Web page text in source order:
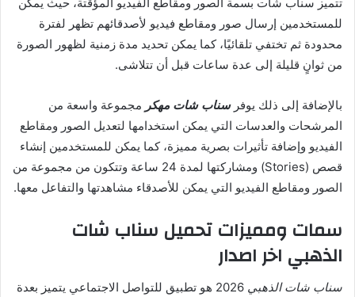
للمستخدمين إرسال صور ومقاطع فيديو لأصدقائهم تظهر لفترة
محدودة ثم تختفي تلقائيًا، كما يمكن تحديد مدة زمنية لظهور الصورة
من ثوانٍ قليلة إلى عدة ساعات قبل أن تتلاشى.
بالإضافة إلى ذلك يوفرسناب شات مهكر مجموعة واسعة من
المرشحات والعدسات التي يمكن استخدامها لتعديل الصور ومقاطع
الفيديو وإضافة تأثيرات بصرية مميزة، كما يمكن للمستخدمين إنشاء
قصص (Stories) ومشاركتها لمدة
ساعة وتتكون من مجموعة من
الصور ومقاطع الفيديو التي يمكن للأصدقاء مشاهدتها والتفاعل معها.
سمات ومميزاتتحميل سناب شات
الذهبي اخر اصدار
سناب شات الذهبي
2026 هو تطبيق للتواصل الاجتماعي يتميز بعدة